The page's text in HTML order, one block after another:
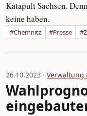
Katapult Sachsen.
keine haben.
#Chemnitz #Presse
26.10.2023 · Verwaltung